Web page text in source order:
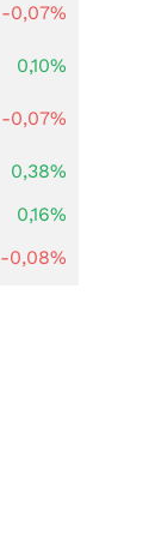
-0,07%
0,10%
-0,07%
0,38%
0,16%
-0,08%